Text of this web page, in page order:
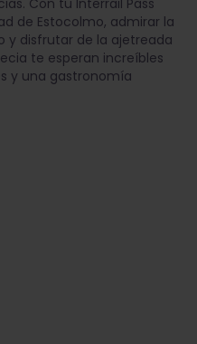
Con tu Interrail Pass
de Estocolmo, admirar la
y disfrutar de la ajetreada
te esperan increíbles
y una gastronomía